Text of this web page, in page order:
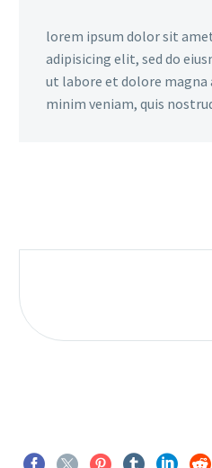
lorem ipsum dolor sit
adipisicing elit, sed do
ut labore et dolore magna
minim veniam, quis